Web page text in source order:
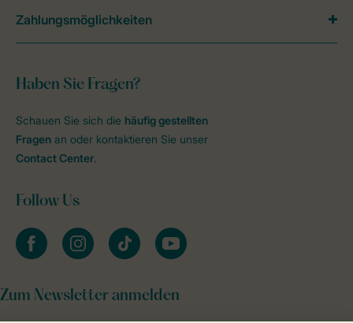
Haben Sie Fragen?
Schauen Sie sich die häufig gestellten
Fragen an oder kontaktieren Sie unser
Contact Center.
Follow Us
facebookinstagramtiktok youtube
Zum Newsletter anmelden
Zahlungsmöglichkeiten